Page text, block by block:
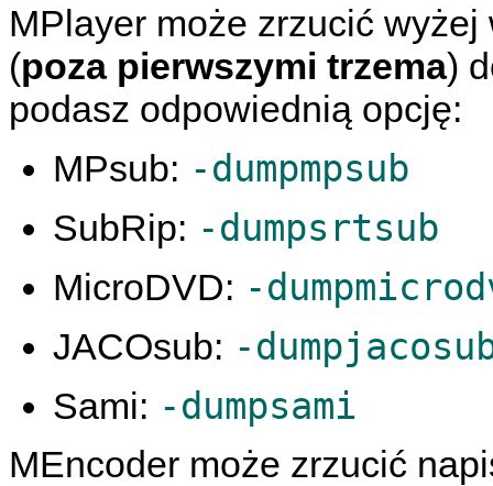
MPlayer może zrzucić
(poza pierwszymi trzema)
podasz odpowiednią opcję:
MPsub: -dumpmpsub
SubRip: -dumpsrtsub
MicroDVD: -
JACOsub: -
Sami: -dumpsami
MEncoder może zrzucić